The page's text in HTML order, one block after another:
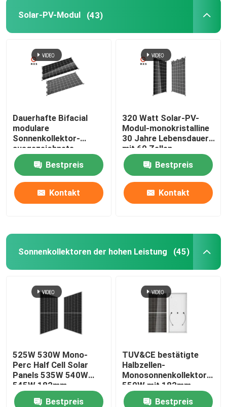
Solar-PV-Modul (43)
Dauerhafte Bifacial
modulare
Sonnenkollektor-
ausgezeichnete
niedrige Bestrahlungs-
LeistungBestpreis
Kontakt
320 Watt Solar-PV-
Modul-monokristalline
30 Jahre Lebensdauer-
mit 60 Zellen
Bestpreis
Kontakt
Sonnenkollektoren der hohen Leistung (45)
525W 530W Mono-
Perc Half Cell Solar
Panels 535W 540W
545W 182mm
Bestpreis
TUV&CE bestätigte
Halbzellen-
Monosonnenkollektor
550W mit 182mm
Solarzelle
Bestpreis